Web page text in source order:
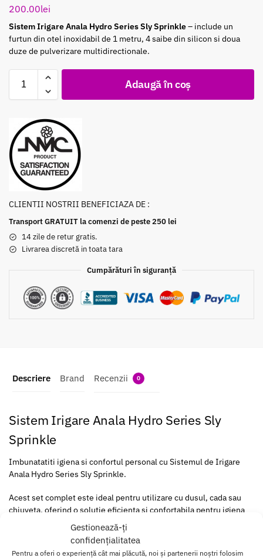
Gestionează-ți
confidențialitatea
Pentru a oferi o experiență cât mai plăcută, noi și partenerii noștri folosim
200.00lei
Sistem Irigare Anala Hydro Series Sly Sprinkle– include un
furtun din otel inoxidabil de 1 metru, 4 saibe din silicon si doua
duze de pulverizare multidirectionale.
Adaugă în coș
CLIENTII NOSTRII BENEFICIAZA DE :
Transport GRATUIT la comenzi de peste 250 lei
14 zile de retur gratis.
Livrarea discretă in toata tara
Cumpărături în siguranță
Descriere Brand Recenzii 0
Sistem Irigare Anala Hydro Series Sly
Sprinkle
Imbunatatiti igiena si confortul personal cu Sistemul de Irigare
Anala Hydro Series Sly Sprinkle.
Acest set complet este ideal pentru utilizare cu dusul, cada sau
chiuveta, oferind o solutie eficienta si confortabila pentru igiena
Setul include: